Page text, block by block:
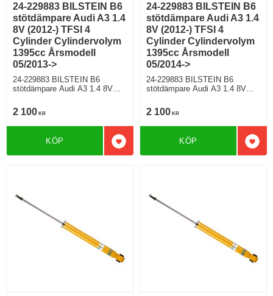
24-229883 BILSTEIN B6
stötdämpare Audi A3 1.4
8V (2012-) TFSI 4
Cylinder Cylindervolym
1395cc Årsmodell
05/2013->
24-229883 BILSTEIN B6
stötdämpare Audi A3 1.4 8V
Cylindervolym 1395cc
Årsmodell 05/2013-> Sedan
Framhjulsdriven 138 Hkr Bensin
Motorkod CPTA Manuell/6,
Semi-Automat/7 Modell med
2 100 KR
Lägg till i favoriter
KÖP
24-229883 BILSTEIN B6
stötdämpare Audi A3 1.4
8V (2012-) TFSI 4
Cylinder Cylindervolym
1395cc Årsmodell
05/2014->
24-229883 BILSTEIN B6
stötdämpare Audi A3 1.4 8V
Cylindervolym 1395cc
Årsmodell 05/2014-> Halvkombi
Framhjulsdriven 123 Hkr Bensin
Motorkod CZCA Manuell/6,
Semi-Automat/7 Modell utan
2 100 KR
KÖP